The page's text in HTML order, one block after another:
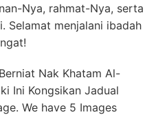
Nya, rahmat-Nya, serta
Selamat menjalani ibadah
Nak Khatam Al-
Ini Kongsikan Jadual
We have 5 Images